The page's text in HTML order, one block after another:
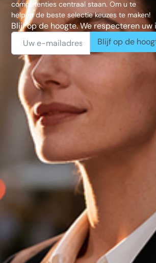
competenties centraal staan. Om u te
helpen de beste selectie keuzes te maken!
Blijf op de hoogte. We respecteren uw
Blijf op de